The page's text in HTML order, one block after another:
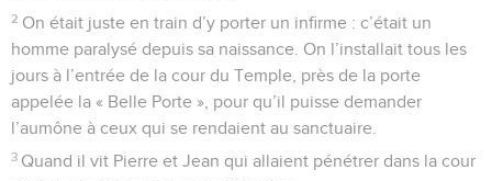
2 On était juste en train d’y porter un infirme : c’était un
homme paralysé depuis sa naissance. On l’installait tous les
jours à l’entrée de la cour du Temple, près de la porte
appelée la « Belle Porte », pour qu’il puisse demander
l’aumône à ceux qui se rendaient au sanctuaire.
3 Quand il vit Pierre et Jean qui allaient pénétrer dans la cour